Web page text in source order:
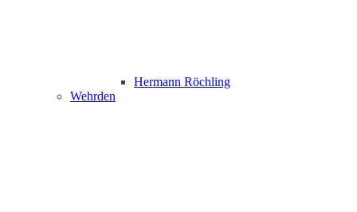
Hermann Röchling
Wehrden